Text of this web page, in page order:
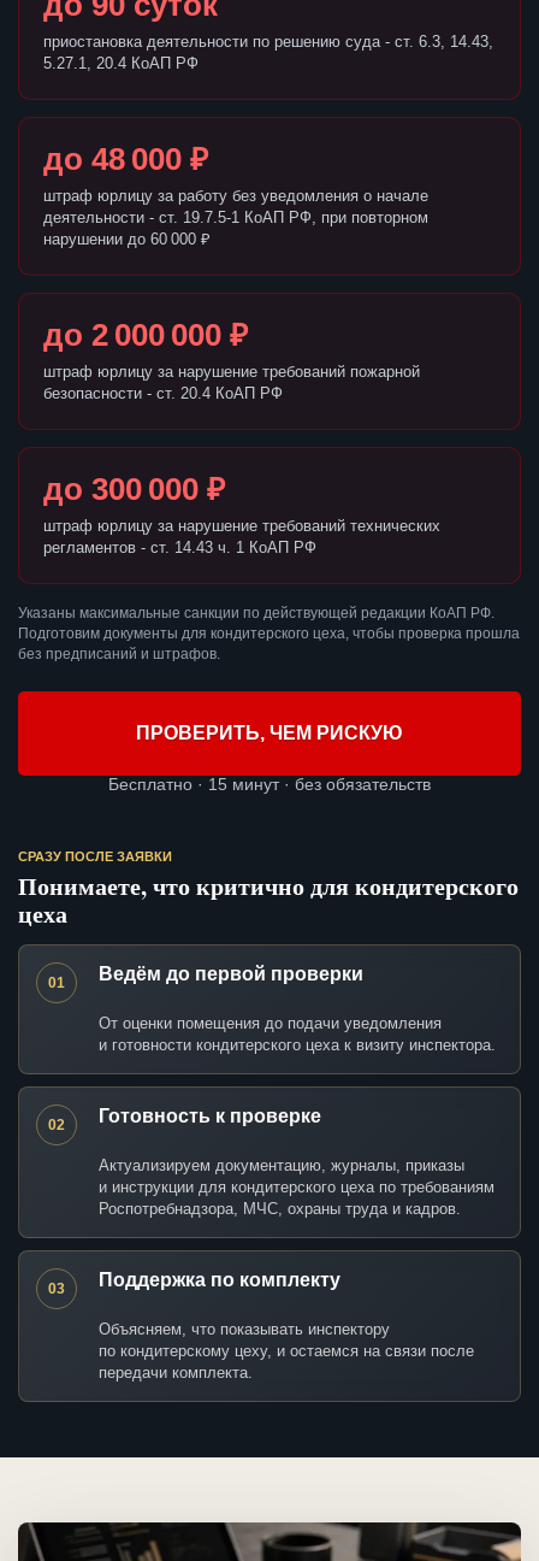
приостановка деятельности по решению суда - ст. 6.3, 14.43,
5.27.1, 20.4 КоАП РФ
до 48 000 ₽
штраф юрлицу за работу без уведомления о начале
деятельности - ст. 19.7.5-1 КоАП РФ, при повторном
нарушении до 60 000 ₽
до 2 000 000 ₽
штраф юрлицу за нарушение требований пожарной
безопасности - ст. 20.4 КоАП РФ
до 300 000 ₽
штраф юрлицу за нарушение требований технических
регламентов - ст. 14.43 ч. 1 КоАП РФ
Указаны максимальные санкции по действующей редакции КоАП РФ.
Подготовим документы для кондитерского цеха, чтобы проверка прошла
без предписаний и штрафов.
ПРОВЕРИТЬ, ЧЕМ РИСКУЮ
Бесплатно · 15 минут · без обязательств
СРАЗУ ПОСЛЕ ЗАЯВКИ
Понимаете, что критично для кондитерского
цеха
01 Ведём до первой проверки
От оценки помещения до подачи уведомления
и готовности кондитерского цеха к визиту инспектора.
02 Готовность к проверке
Актуализируем документацию, журналы, приказы
и инструкции для кондитерского цеха по требованиям
Роспотребнадзора, МЧС, охраны труда и кадров.
03 Поддержка по комплекту
Объясняем, что показывать инспектору
по кондитерскому цеху, и остаемся на связи после
передачи комплекта.